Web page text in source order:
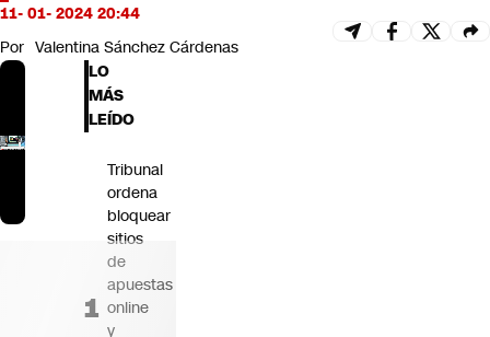
CNN tiempo
Futuro 360
Opinión
11- 01- 2024 20:44
Por Valentina Sánchez Cárdenas
LO
MÁS
LEÍDO
Tribunal
ordena
bloquear
sitios
de
apuestas
online
y